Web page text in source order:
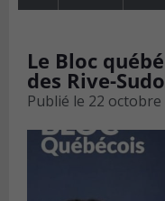
Le Bloc
des Rive-
Publié le 22 octobre